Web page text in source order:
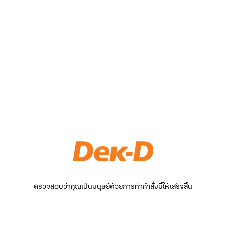
ตรวจสอบว่าคุณเป็นมนุษย์ด้วยการทำคำสั่งนี้ให้เสร็จสิ้น